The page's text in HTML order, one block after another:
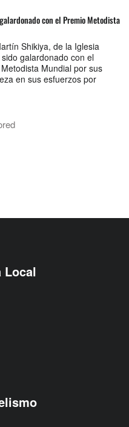
con el Premio Metodista
Shikiya, de la Iglesia
galardonado con el
Mundial por sus
en sus esfuerzos por
Local